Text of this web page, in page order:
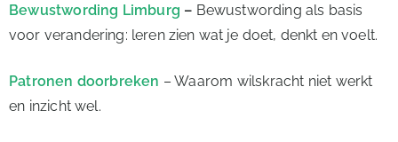
Bewustwording Limburg – Bewustwording als basis
voor verandering: leren zien wat je doet, denkt en voelt.
Patronen doorbreken – Waarom wilskracht niet werkt
en inzicht wel.